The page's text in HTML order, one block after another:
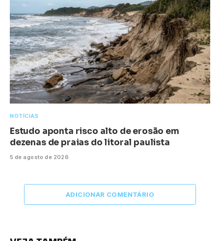
NOTÍCIAS
Estudo aponta risco alto de erosão em
dezenas de praias do litoral paulista
5 de agosto de 2026
ADICIONAR COMENTÁRIO